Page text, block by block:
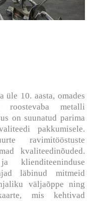
üle 10. aasta, omades
roostevaba metalli
on suunatud parima
pakkumisele.
ravimitööstuste
kvaliteedinõuded.
klienditeeninduse
läbinud mitmeid
väljaõppe ning
mis kehtivad